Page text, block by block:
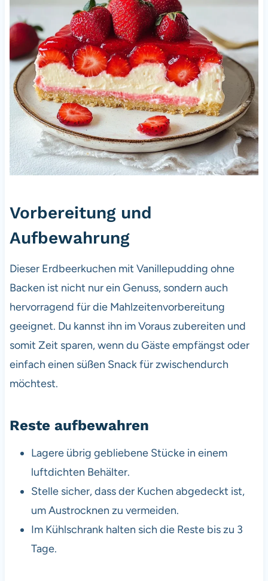
Vorbereitung und
Aufbewahrung
Dieser Erdbeerkuchen mit Vanillepudding ohne
Backen ist nicht nur ein Genuss, sondern auch
hervorragend für die Mahlzeitenvorbereitung
geeignet. Du kannst ihn im Voraus zubereiten und
somit Zeit sparen, wenn du Gäste empfängst oder
einfach einen süßen Snack für zwischendurch
möchtest.
Reste aufbewahren
Lagere übrig gebliebene Stücke in einem
luftdichten Behälter.
Stelle sicher, dass der Kuchen abgedeckt ist,
um Austrocknen zu vermeiden.
Im Kühlschrank halten sich die Reste bis zu 3
Tage.